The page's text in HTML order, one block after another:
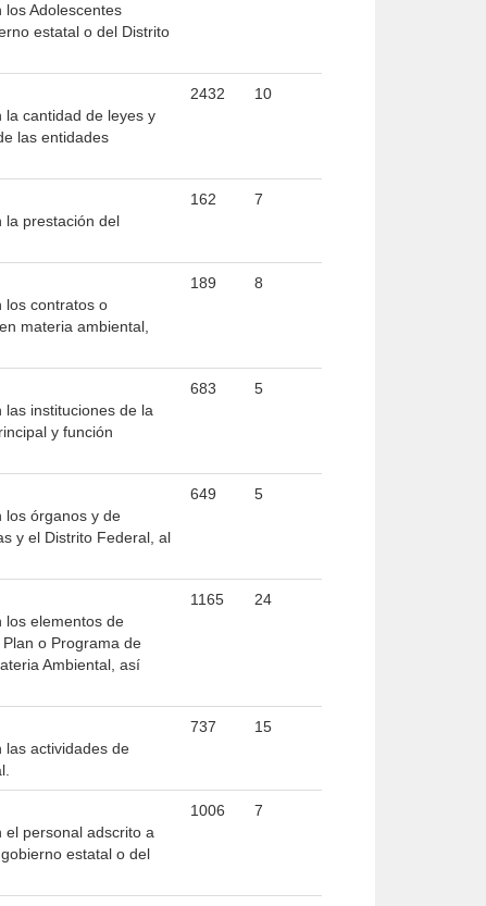
Adolescentes
estatal o del Distrito
la cantidad de leyes y
las entidades
2432 10
la prestación del
162 7
los contratos o
materia ambiental,
189 8
instituciones de la
y función
683 5
los órganos y de
y el Distrito Federal, al
649 5
los elementos de
o Programa de
Ambiental, así
1165 24
las actividades de
737 15
personal adscrito a
estatal o del
1006 7